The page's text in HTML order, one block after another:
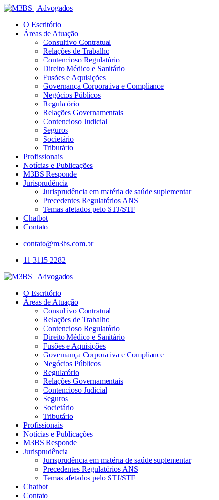
O Escritório
Áreas de Atuação
Consultivo Contratual
Relações de Trabalho
Contencioso Regulatório
Direito Médico e Sanitário
Fusões e Aquisições
Governança Corporativa e Compliance
Negócios Públicos
Regulatório
Relações Governamentais
Contencioso Judicial
Seguros
Societário
Tributário
Profissionais
Notícias e Publicações
M3BS Responde
Jurisprudência
Jurisprudência em matéria de saúde suplementar
Precedentes Regulatórios ANS
Temas afetados pelo STJ/STF
Chatbot
Contato
contato@m3bs.com.br
11 3115 2282
O Escritório
Áreas de Atuação
Consultivo Contratual
Relações de Trabalho
Contencioso Regulatório
Direito Médico e Sanitário
Fusões e Aquisições
Governança Corporativa e Compliance
Negócios Públicos
Regulatório
Relações Governamentais
Contencioso Judicial
Seguros
Societário
Tributário
Profissionais
Notícias e Publicações
M3BS Responde
Jurisprudência
Jurisprudência em matéria de saúde suplementar
Precedentes Regulatórios ANS
Temas afetados pelo STJ/STF
Chatbot
Contato